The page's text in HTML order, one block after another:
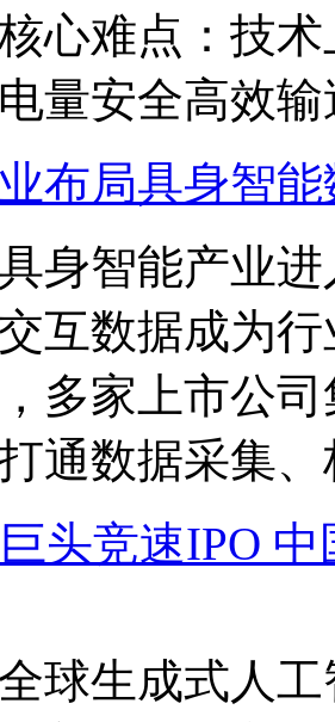
心难点：技
量安全高效
布局具身智
身智能产业
互数据成为
多家上市公
通数据采集
头竞速IPO
球生成式人